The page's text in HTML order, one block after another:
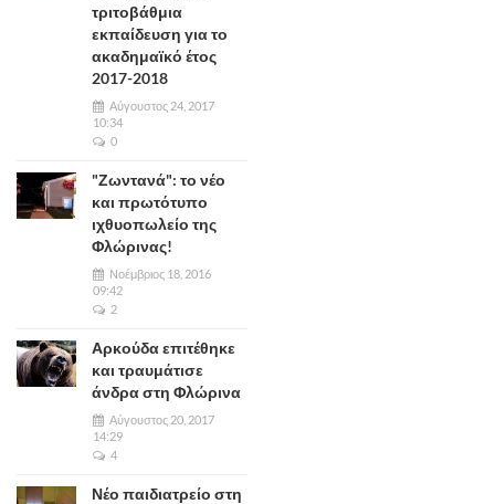
τριτοβάθμια
εκπαίδευση για το
ακαδημαϊκό έτος
2017-2018
Αύγουστος 24, 2017
10:34
0
"Ζωντανά": το νέο
και πρωτότυπο
ιχθυοπωλείο της
Φλώρινας!
Νοέμβριος 18, 2016
09:42
2
Αρκούδα επιτέθηκε
και τραυμάτισε
άνδρα στη Φλώρινα
Αύγουστος 20, 2017
14:29
4
Νέο παιδιατρείο στη